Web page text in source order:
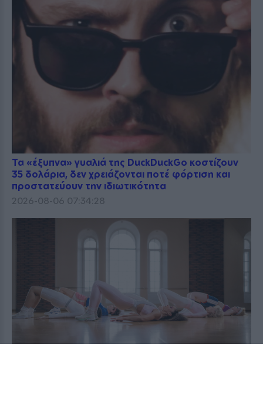
Τα «έξυπνα» γυαλιά της DuckDuckGo κοστίζουν
35 δολάρια, δεν χρειάζονται ποτέ φόρτιση και
προστατεύουν την ιδιωτικότητα
2026-08-06 07:34:28